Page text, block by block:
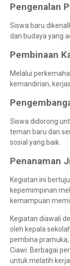
Pengenalan
Siswa baru
dan budaya yang
Pembinaan
Melalui
kemandirian,
Siswa didorong
teman baru dan
sosial yang baik.
Penanaman
Kegiatan ini
kepemimpinan
kemampuan
Kegiatan diawali
oleh kepala
pembina
Ciawi. Berbagai
untuk melatih